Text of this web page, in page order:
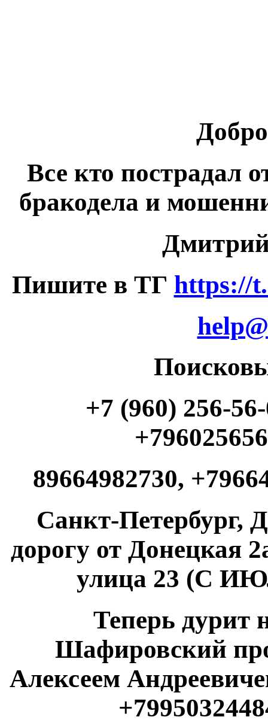
Все кто пострадал
бракодела и
Пишите в ТГ https://
+7 (960) 256-
89664982730,
Санкт-Петербург,
дорогу от Донецкая
улица 23 (С
Теперь дурит
Шафировский
Алексеем